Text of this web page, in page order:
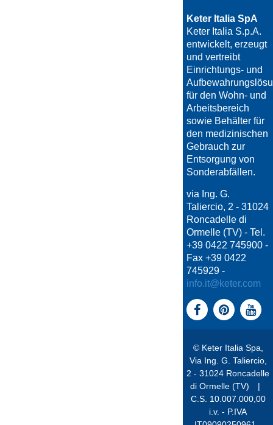
Keter Italia SpA
Keter Italia S.p.A.
entwickelt, erzeugt
und vertreibt
Einrichtungs- und
für den Wohn- und
Arbeitsbereich
sowie Behälter für
den medizinischen
Gebrauch zur
Entsorgung von
Sonderabfällen.
via Ing. G.
Taliercio, 2 - 31024
Roncadelle di
Ormelle (TV) - Tel.
+39 0422 745900 -
Fax +39 0422
745929 -
info.it@keter.com
© Keter Italia Spa,
Via Ing. G. Taliercio,
2 - 31024 Roncadelle
di Ormelle (TV)
|
C.S. 10.007.000,00
i.v. - P.IVA